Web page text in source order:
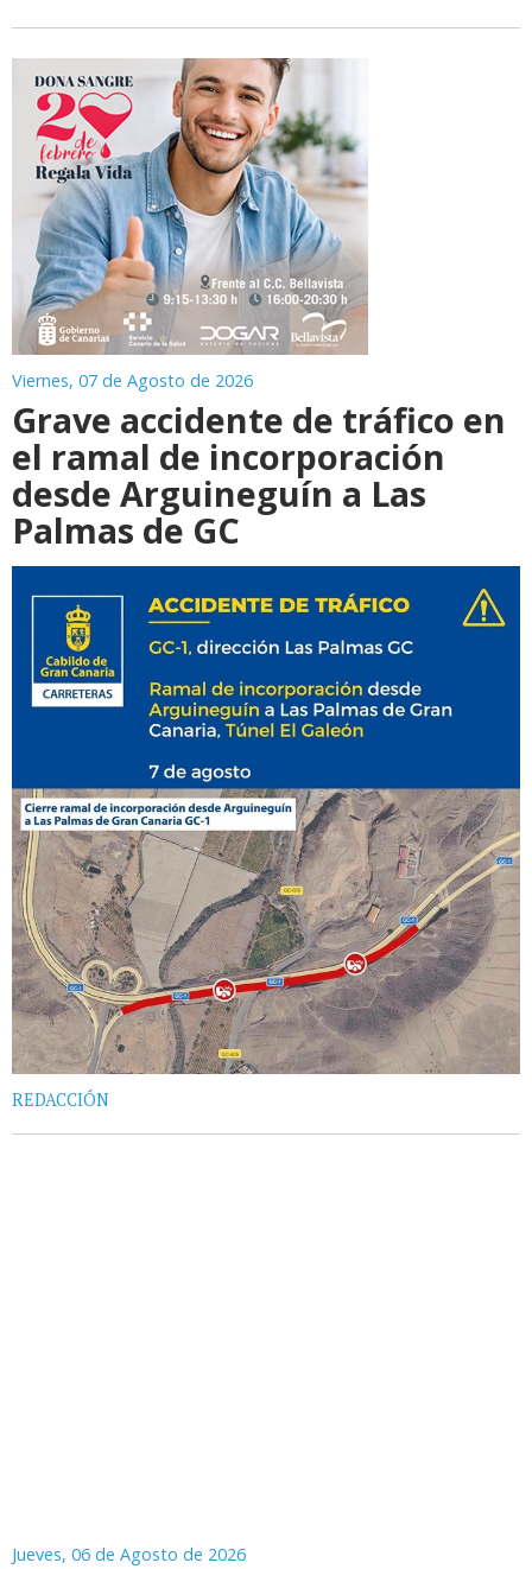
Viernes, 07 de Agosto de 2026
Grave accidente de tráfico en
el ramal de incorporación
desde Arguineguín a Las
Palmas de GC
REDACCIÓN
Jueves, 06 de Agosto de 2026